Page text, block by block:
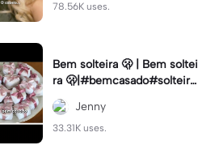
78.56K uses.
Bem solteira 🫢 | Bem soltei
ra 🫢|#bemcasado#solteira
#trendtiktok#i5#viral
Jenny
33.31K uses.